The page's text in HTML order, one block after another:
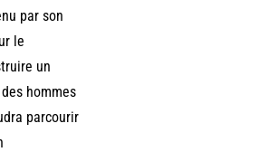
par son
le
un
hommes
parcourir